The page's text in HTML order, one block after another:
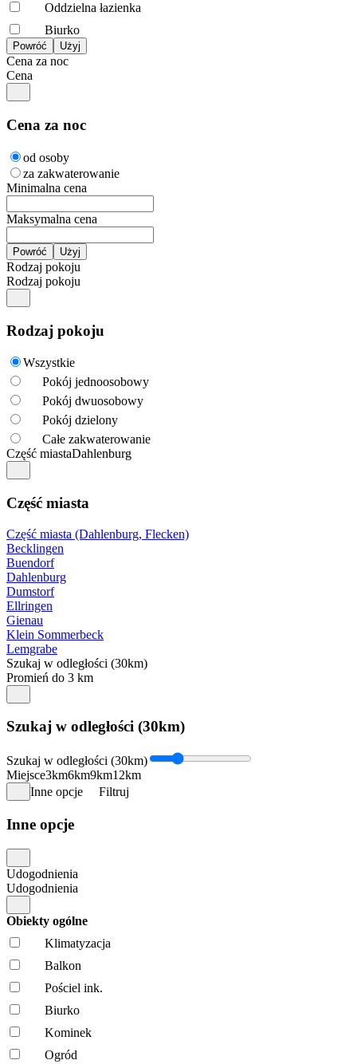
Oddzielna łazienka
Biurko
Cena za noc
Cena
Cena za noc
od osoby
za zakwaterowanie
Minimalna cena
Maksymalna cena
Rodzaj pokoju
Rodzaj pokoju
Rodzaj pokoju
Wszystkie
Pokój jednoosobowy
Pokój dwuosobowy
Pokój dzielony
Całe zakwaterowanie
Część miastaDahlenburg
Część miasta
Część miasta (Dahlenburg, Flecken)
Becklingen
Buendorf
Dahlenburg
Dumstorf
Ellringen
Gienau
Klein Sommerbeck
Lemgrabe
Szukaj w odległości (30km)
Promień do 3 km
Szukaj w odległości (30km)
Szukaj w odległości (30km)
Miejsce3km6km9km12km
Inne opcje
Filtruj
Inne opcje
Udogodnienia
Udogodnienia
Obiekty ogólne
Klimatyzacja
Balkon
Pościel ink.
Biurko
Kominek
Ogród